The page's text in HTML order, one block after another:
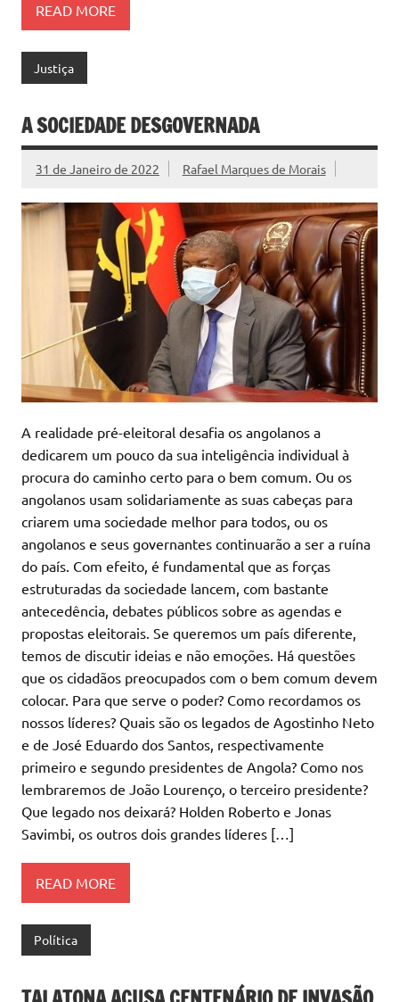
READ MORE
Justiça
A SOCIEDADE DESGOVERNADA
31 de Janeiro de 2022 Rafael Marques de Morais
A realidade pré-eleitoral desafia os angolanos a
dedicarem um pouco da sua inteligência individual à
procura do caminho certo para o bem comum. Ou os
angolanos usam solidariamente as suas cabeças para
criarem uma sociedade melhor para todos, ou os
angolanos e seus governantes continuarão a ser a ruína
do país. Com efeito, é fundamental que as forças
estruturadas da sociedade lancem, com bastante
antecedência, debates públicos sobre as agendas e
propostas eleitorais. Se queremos um país diferente,
temos de discutir ideias e não emoções. Há questões
que os cidadãos preocupados com o bem comum devem
colocar. Para que serve o poder? Como recordamos os
nossos líderes? Quais são os legados de Agostinho Neto
e de José Eduardo dos Santos, respectivamente
primeiro e segundo presidentes de Angola? Como nos
lembraremos de João Lourenço, o terceiro presidente?
Que legado nos deixará? Holden Roberto e Jonas
Savimbi, os outros dois grandes líderes […]
READ MORE
Política